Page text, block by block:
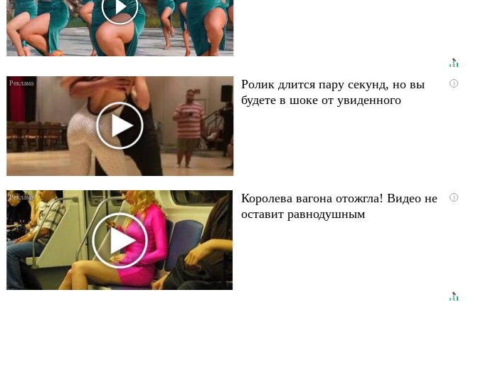
i
Ролик длится пару секунд, но вы
будете в шоке от увиденного
i
Королева вагона отожгла! Видео не
оставит равнодушным